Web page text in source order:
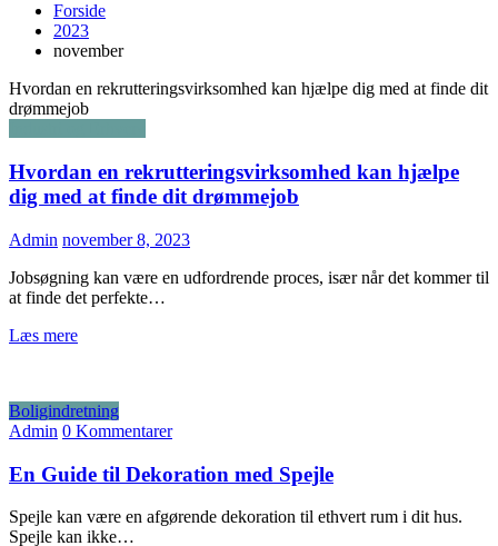
Forside
2023
november
Hvordan en rekrutteringsvirksomhed kan hjælpe dig med at finde dit
drømmejob
Hvordan en rekrutteringsvirksomhed kan hjælpe
dig med at finde dit drømmejob
Admin november 8, 2023
Jobsøgning kan være en udfordrende proces, især når det kommer til
at finde det perfekte…
Læs mere
Boligindretning
Admin 0 Kommentarer
En Guide til Dekoration med Spejle
Spejle kan være en afgørende dekoration til ethvert rum i dit hus.
Spejle kan ikke…